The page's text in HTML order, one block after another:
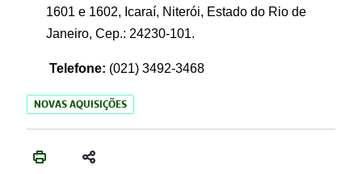
1601 e 1602, Icaraí, Niterói, Estado do Rio de
Janeiro, Cep.: 24230-101.
Telefone: (021) 3492-3468
NOVAS AQUISIÇÕES